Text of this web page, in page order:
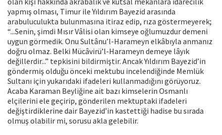
yapmış olması, Timur ile Yıldırım Bayezid arasında
arabuluculukta bulunmasına itiraz edip, rıza göstermeyerek;
“...Senin, şimdi Mısır Vâlisi olan kimseye oğlumuzdur demeni
uygun görmedik. Onu Sultânu’l-Harameyn elkâbıyla anmanız
doğru olmaz. Belki Mücâvirü’l-Harameyn demeye lâyık
değillerdir...” tepkisini bildirmiştir. Ancak Yıldırım Bayezid’in
göndermiş olduğu önceki mektubu incelendiğinde Memlük
Sultanı için yukarıdaki ifadeleri kullanmadığını görüyoruz.
Acaba Karaman Beyliğine ait bazı kimselerin Osmanlı
elçilerini ele geçirip, gönderilen mektuptaki ifadeleri
değiştirdiklerine dair Bayezid’in kastettiği hadise bu sırada
olmuş olabilir mi, sorusu akla gelebilir.